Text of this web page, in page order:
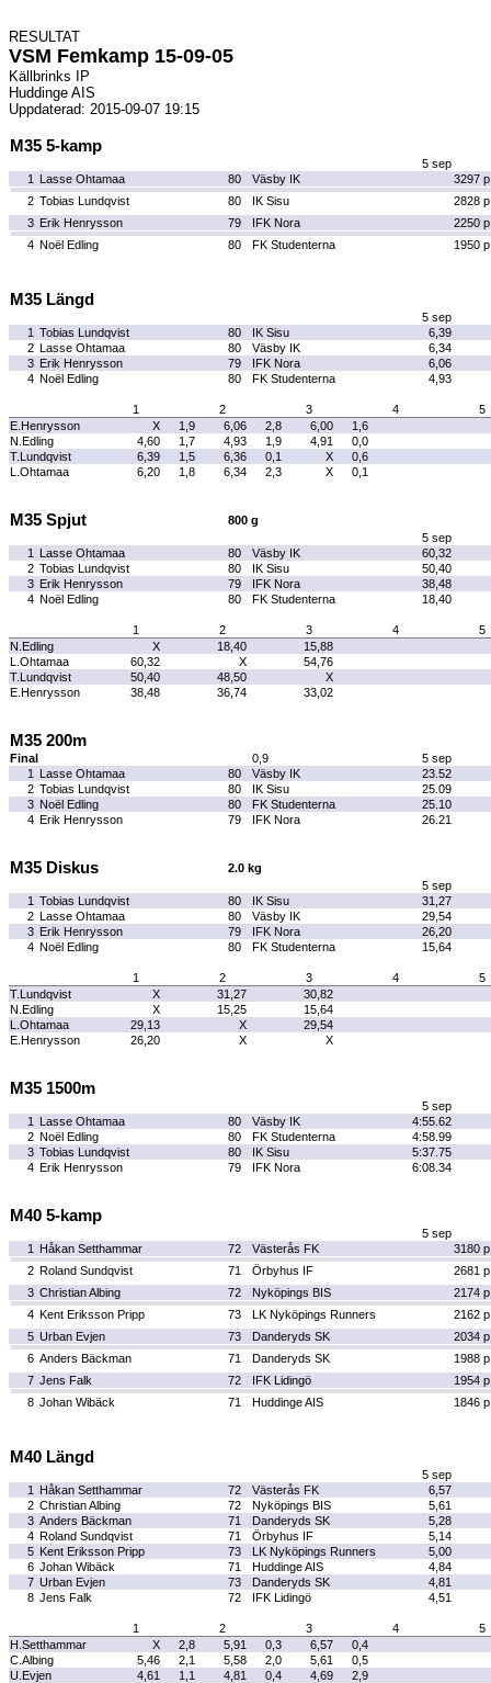
RESULTAT
VSM Femkamp 15-09-05
Källbrinks IP
Huddinge AIS
Uppdaterad: 2015-09-07 19:15
M35 5-kamp
5 sep
1
Lasse Ohtamaa 80 Väsby IK
3297 p
2 Tobias Lundqvist 80 IK Sisu
2828 p
3 Erik Henrysson 79 IFK Nora
2250 p
4 Noël Edling 80 FK Studenterna 1950 p
M35 Längd
5 sep
1 Tobias Lundqvist 80 IK Sisu
6,39
2 Lasse Ohtamaa 80 Väsby IK
6,34
3 Erik Henrysson 79 IFK Nora
6,06
4 Noël Edling 80 FK Studenterna 4,93
1 2 3 4
5
E.Henrysson
X 1,9 6,06 2,8 6,00
1,6
N.Edling
4,60 1,7 4,93 1,9 4,91
0,0
T.Lundqvist
6,39 1,5 6,36 0,1 X
0,6
L.Ohtamaa
6,20 1,8 6,34 2,3 X 0,1
M35 Spjut
800 g
5 sep
1
Lasse Ohtamaa 80 Väsby IK
60,32
2 Tobias Lundqvist 80 IK Sisu
50,40
3 Erik Henrysson 79 IFK Nora
38,48
4 Noël Edling 80 FK Studenterna 18,40
1 2 3 4
5
N.Edling
X 18,40
15,88
L.Ohtamaa
60,32 X
54,76
T.Lundqvist
50,40 48,50
X
E.Henrysson
38,48 36,74 33,02
M35 200m
Final 0,9
5 sep
1
Lasse Ohtamaa 80 Väsby IK
23.52
2 Tobias Lundqvist 80 IK Sisu
25.09
3 Noël Edling 80 FK Studenterna
25.10
4 Erik Henrysson 79 IFK Nora 26.21
M35 Diskus
2.0 kg
5 sep
1 Tobias Lundqvist 80 IK Sisu
31,27
2 Lasse Ohtamaa 80 Väsby IK
29,54
3 Erik Henrysson 79 IFK Nora
26,20
4 Noël Edling 80 FK Studenterna 15,64
1 2 3 4
5
T.Lundqvist
X 31,27
30,82
N.Edling
X 15,25
15,64
L.Ohtamaa
29,13 X
29,54
E.Henrysson
26,20 X X
M35 1500m
5 sep
1
Lasse Ohtamaa 80 Väsby IK
4:55.62
2 Noël Edling 80 FK Studenterna
4:58.99
3 Tobias Lundqvist 80 IK Sisu
5:37.75
4 Erik Henrysson 79 IFK Nora 6:08.34
M40 5-kamp
5 sep
1
Håkan Setthammar 72 Västerås FK
3180 p
2 Roland Sundqvist 71 Örbyhus IF
2681 p
3 Christian Albing 72 Nyköpings BIS
2174 p
4 Kent Eriksson Pripp 73 LK Nyköpings Runners
2162 p
5 Urban Evjen 73 Danderyds SK
2034 p
6 Anders Bäckman 71 Danderyds SK
1988 p
7 Jens Falk 72 IFK Lidingö
1954 p
8 Johan Wibäck 71 Huddinge AIS 1846 p
M40 Längd
5 sep
1
Håkan Setthammar 72 Västerås FK
6,57
2 Christian Albing 72 Nyköpings BIS
5,61
3 Anders Bäckman 71 Danderyds SK
5,28
4 Roland Sundqvist 71 Örbyhus IF
5,14
5 Kent Eriksson Pripp 73 LK Nyköpings Runners
5,00
6 Johan Wibäck 71 Huddinge AIS
4,84
7 Urban Evjen 73 Danderyds SK
4,81
8 Jens Falk 72 IFK Lidingö 4,51
1 2 3 4
5
H.Setthammar
X 2,8 5,91 0,3 6,57
0,4
C.Albing
5,46 2,1 5,58 2,0 5,61
0,5
U.Evjen
4,61 1,1 4,81 0,4 4,69
2,9